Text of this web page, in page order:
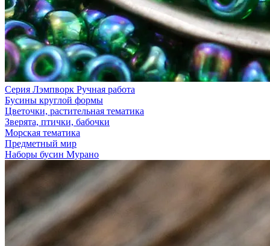
Серия Лэмпворк Ручная работа
Бусины круглой формы
Цветочки, растительная тематика
Зверята, птички, бабочки
Морская тематика
Предметный мир
Наборы бусин Мурано